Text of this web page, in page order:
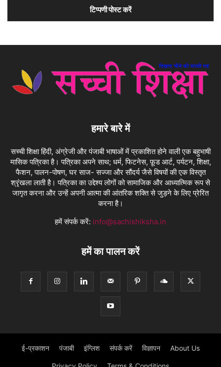
हमारे बारे में
सच्ची शिक्षा हिंदी, अंग्रेजी और पंजाबी भाषाओं में प्रकाशित होने वाली एक बहुभाषी
मासिक पत्रिका है। पत्रिका अपने साथ; धर्म, फिटनेस, फ़ूड आर्ट, पर्यटन, शिक्षा,
फैशन, पालन-पोषण, घर साज- सज्जा और सौंदर्य जैसे विषयों की एक विस्तृत
श्रृंखला लाती है। पत्रिका का उद्देश्य लोगों को सामाजिक और आध्यात्मिक रूप से
जागृत करना और उन्हें अपनी आत्मा की आंतरिक शक्ति से जुड़ने के लिए प्रेरित
करना है।
हमें संपर्क करें: info@sachishiksha.in
हमें का पालन करें
ई-प्रकाशन पंजाबी इंग्लिश संपर्क करें विज्ञापन About Us